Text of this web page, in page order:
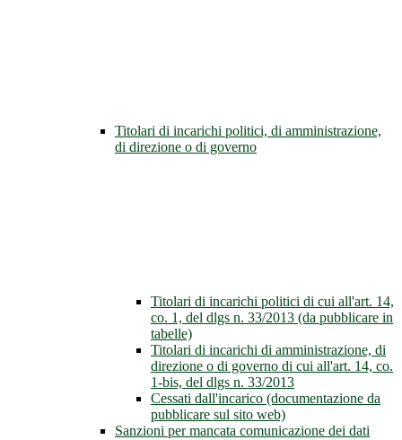
Titolari di incarichi politici, di amministrazione,
di direzione o di governo
Titolari di incarichi politici di cui all'art. 14,
co. 1, del dlgs n. 33/2013 (da pubblicare in
tabelle)
Titolari di incarichi di amministrazione, di
direzione o di governo di cui all'art. 14, co.
1-bis, del dlgs n. 33/2013
Cessati dall'incarico (documentazione da
pubblicare sul sito web)
Sanzioni per mancata comunicazione dei dati